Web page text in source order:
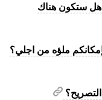
هل ستكون هناك
ملؤه من اجلي؟